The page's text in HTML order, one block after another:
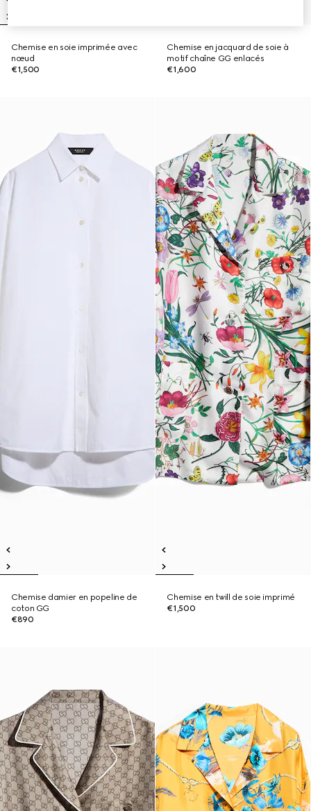
Chemise en soie imprimée avec
nœud
€1,500
Chemise en jacquard de soie à
motif chaîne GG enlacés
€1,600
Chemise damier en popeline de
coton GG
€890
Chemise en twill de soie imprimé
€1,500